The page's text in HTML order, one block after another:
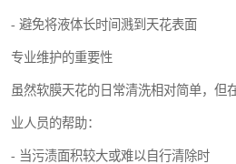
- 避免将液体长时间溅到天花表面
专业维护的重要性
虽然软膜天花的日常清洗相对简单，但
业人员的帮助：
- 当污渍面积较大或难以自行清除时